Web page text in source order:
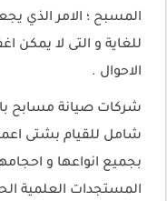
المسبح ؛ الامر الذي
للغاية و التى لا يمكن
الاحوال .
شركات صيانة مسابح
شامل للقيام بشتى
بجميع انواعها و
المستجدات العلمية